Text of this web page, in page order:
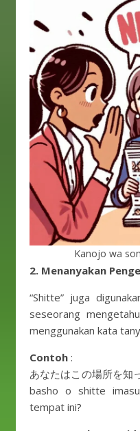
Kanojo wa
2. Menanyakan
“Shitte” juga
seseorang
menggunakan kata
Contoh :
あなたはこの場所を知
basho o shitte
tempat ini?